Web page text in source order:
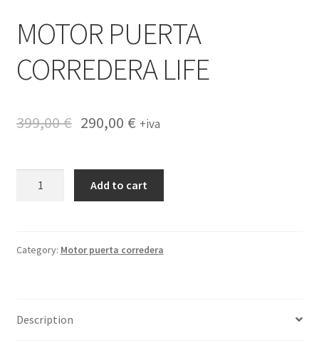
MOTOR PUERTA
CORREDERA LIFE
399,00€ 290,00 € +iva
quantity
Add to cart
Category: Motor puerta corredera
Description